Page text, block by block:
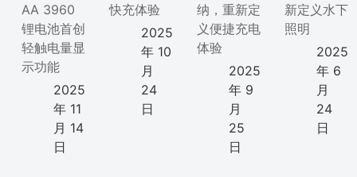
AA 3960
锂电池首创
轻触电量显
示功能
2025
年 11
月 14
日
快充体验
2025
年 10
月
24
日
纳，重新定
义便捷充电
体验
2025
年 9
月
25
日
新定义水下
照明
2025
年 6
月
24
日